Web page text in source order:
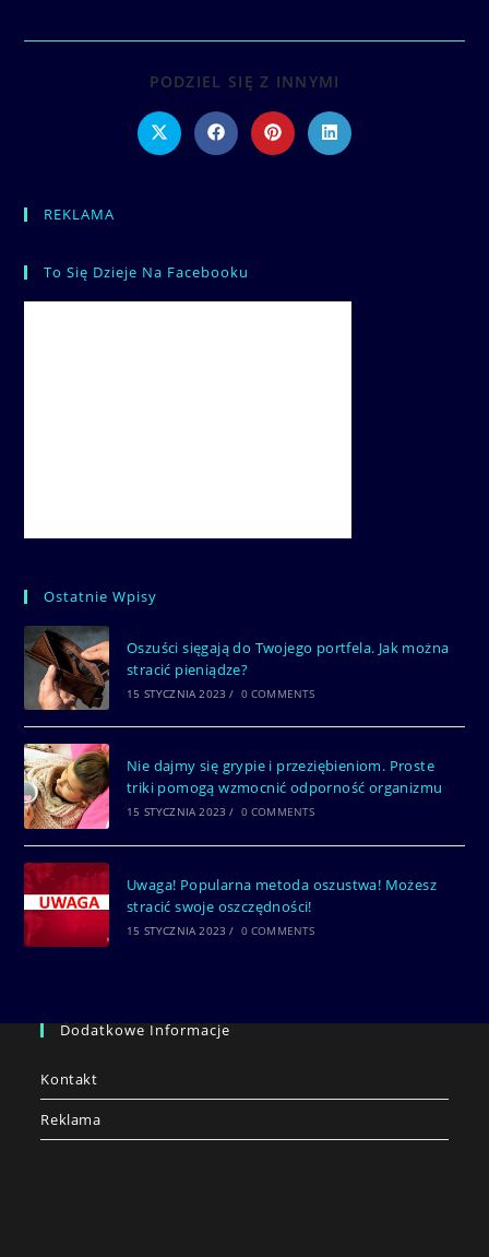
PODZIEL SIĘ Z INNYMI
CONTENT
Opens
in
Opens
in
Opens
in
Opens
in
REKLAMA
To Się Dzieje Na Facebooku
Ostatnie Wpisy
Oszuści sięgają do Twojego portfela. Jak można
stracić pieniądze?
15 STYCZNIA 2023 / 0 COMMENTS
Nie dajmy się grypie i przeziębieniom. Proste
triki pomogą wzmocnić odporność organizmu
15 STYCZNIA 2023 / 0 COMMENTS
Uwaga! Popularna metoda oszustwa! Możesz
stracić swoje oszczędności!
15 STYCZNIA 2023 / 0 COMMENTS
Dodatkowe Informacje
Kontakt
Reklama